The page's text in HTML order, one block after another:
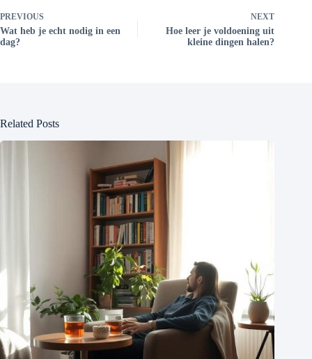
PREVIOUS
Wat heb je echt nodig in een
dag?
NEXT
Hoe leer je voldoening uit
kleine dingen halen?
Related Posts